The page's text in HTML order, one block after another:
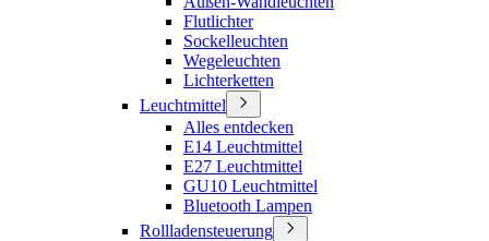
Flutlichter
Sockelleuchten
Wegeleuchten
Lichterketten
Leuchtmittel
Alles entdecken
E14 Leuchtmittel
E27 Leuchtmittel
GU10 Leuchtmittel
Bluetooth Lampen
Rollladensteuerung